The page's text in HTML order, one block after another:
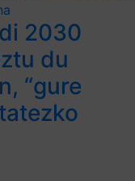
2030
du
“gure